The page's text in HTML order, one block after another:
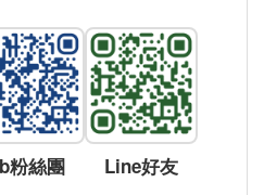
粉絲團 Line好友